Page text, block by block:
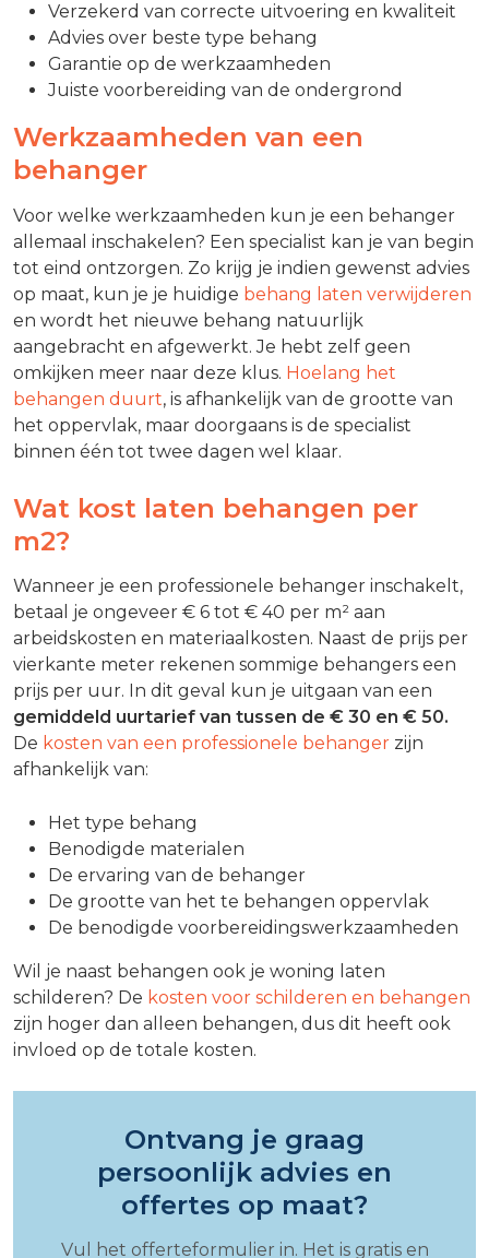
Verzekerd van correcte uitvoering en kwaliteit
Advies over beste type behang
Garantie op de werkzaamheden
Juiste voorbereiding van de ondergrond
Werkzaamheden van een
behanger
Voor welke werkzaamheden kun je een behanger
allemaal inschakelen? Een specialist kan je van begin
tot eind ontzorgen. Zo krijg je indien gewenst advies
op maat, kun je je huidige behang laten verwijderen
en wordt het nieuwe behang natuurlijk
aangebracht en afgewerkt. Je hebt zelf geen
omkijken meer naar deze klus. Hoelang het
behangen duurt, is afhankelijk van de grootte van
het oppervlak, maar doorgaans is de specialist
binnen één tot twee dagen wel klaar.
Wat kost laten behangen per
m2?
Wanneer je een professionele behanger inschakelt,
betaal je ongeveer € 6 tot € 40 per m² aan
arbeidskosten en materiaalkosten. Naast de prijs per
vierkante meter rekenen sommige behangers een
prijs per uur. In dit geval kun je uitgaan van een
gemiddeld uurtarief van tussen de € 30 en € 50.
De kosten van een professionele behanger zijn
afhankelijk van:
Het type behang
Benodigde materialen
De ervaring van de behanger
De grootte van het te behangen oppervlak
De benodigde voorbereidingswerkzaamheden
Wil je naast behangen ook je woning laten
schilderen? De kosten voor schilderen en behangen
zijn hoger dan alleen behangen, dus dit heeft ook
invloed op de totale kosten.
Ontvang je graag
persoonlijk advies en
offertes op maat?
Vul het offerteformulier in. Het is gratis en